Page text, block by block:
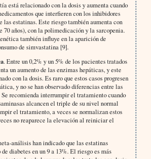
está relacionado con la dosis y aumenta cuando
que interfieren con los inhibidores
las estatinas. Este riesgo también aumenta con
70 años), con la polimedicación y la sarcopenia.
también influye en la aparición de
de simvastatina [9].
. Entre un 0,2% y un 5% de los pacientes tratados
un aumento de las enzimas hepáticas, y este
con la dosis. Es raro que estos casos progresen
y no se han observado diferencias entre las
recomienda interrumpir el tratamiento cuando
alcancen el triple de su nivel normal
el tratamiento, a veces se normalizan estos
no reaparece la elevación al reiniciar el
análisis han indicado que las estatinas
diabetes en un 9 a 13%. El riesgo es más